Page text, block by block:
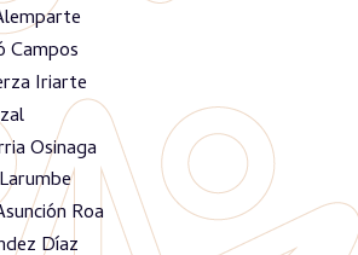
Campos
Iriarte
Osinaga
Roa
Díaz